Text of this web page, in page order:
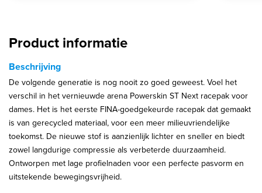
Product informatie
Beschrijving
De volgende generatie is nog nooit zo goed geweest. Voel het
verschil in het vernieuwde arena Powerskin ST Next racepak voor
dames. Het is het eerste FINA-goedgekeurde racepak dat gemaakt
is van gerecycled materiaal, voor een meer milieuvriendelijke
toekomst. De nieuwe stof is aanzienlijk lichter en sneller en biedt
zowel langdurige compressie als verbeterde duurzaamheid.
Ontworpen met lage profielnaden voor een perfecte pasvorm en
uitstekende bewegingsvrijheid.